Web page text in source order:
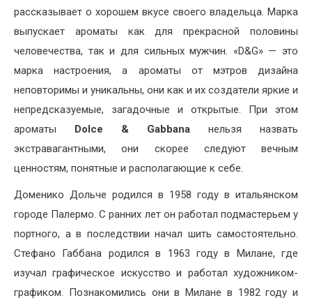
рассказывает о хорошем вкусе своего владельца. Марка
выпускает ароматы как для прекрасной половины
человечества, так и для сильных мужчин. «D&G» — это
марка настроения, а ароматы от мэтров дизайна
неповторимы и уникальны, они как и их создатели яркие и
непредсказуемые, загадочные и открытые. При этом
ароматы Dolce & Gabbana нельзя назвать
экстравагантными, они скорее следуют вечным
ценностям, понятные и располагающие к себе.
Доменико Дольче родился в 1958 году в итальянском
городе Палермо. С ранних лет он работал подмастерьем у
портного, а в последствии начал шить самостоятельно.
Стефано Габбана родился в 1963 году в Милане, где
изучал графическое искусство и работал художником-
графиком. Познакомились они в Милане в 1982 году и